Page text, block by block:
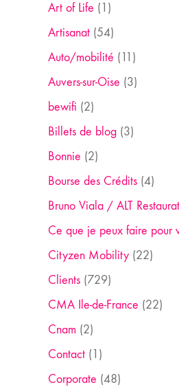
Art of Life (1)
Artisanat(54)
Auto/mobilité (11)
Auvers-sur-Oise (3)
bewifi (2)
Billets de blog(3)
Bonnie (2)
Bourse des Crédits(4)
Bruno Viala / ALT
Ce que je peux faire pour
Cityzen Mobility(22)
Clients(729)
CMA Ile-de-France (22)
Cnam (2)
Contact(1)
Corporate (48)